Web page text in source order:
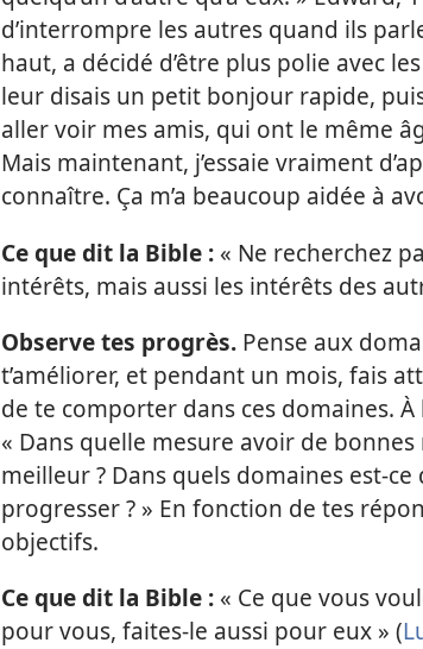
d’interrompre les autres quand ils
haut, a décidé d’être plus polie avec
leur disais un petit bonjour rapide,
aller voir mes amis, qui ont le même
Mais maintenant, j’essaie vraiment
connaître. Ça m’a beaucoup aidée à
Ce que dit la Bible :« Ne recherchez
intérêts, mais aussi les intérêts des
Observe tes progrès.Pense aux
t’améliorer, et pendant un mois, fais
de te comporter dans ces domaines.
« Dans quelle mesure avoir de bonnes
meilleur ? Dans quels domaines est-
progresser ? » En fonction de tes
objectifs.
Ce que dit la Bible :« Ce que vous
pour vous, faites-le aussi pour eux » (